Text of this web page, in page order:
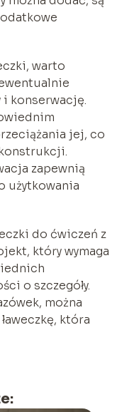
warto
i konserwację.
jej, co
zapewnią
użytkowania
do ćwiczeń z
który wymaga
o szczegóły.
można
która